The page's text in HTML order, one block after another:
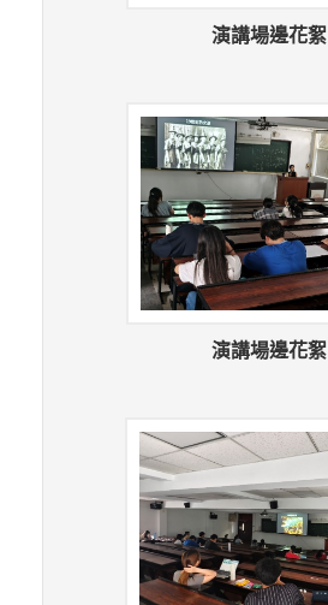
演講場邊花絮
演講場邊花絮